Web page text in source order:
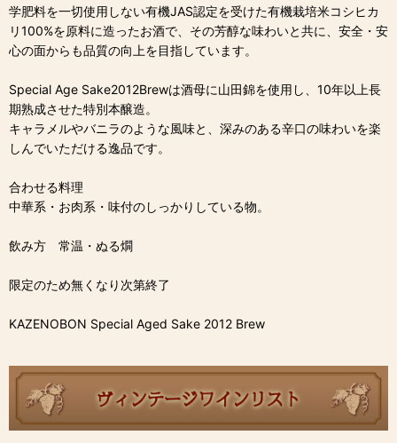
学肥料を一切使用しない有機JAS認定を受けた有機栽培米コシヒカ
リ100%を原料に造ったお酒で、その芳醇な味わいと共に、安全・安
心の面からも品質の向上を目指しています。
Special Age Sake2012Brewは酒母に山田錦を使用し、10年以上長
期熟成させた特別本醸造。
キャラメルやバニラのような風味と、深みのある辛口の味わいを楽
しんでいただける逸品です。
合わせる料理
中華系・お肉系・味付のしっかりしている物。
飲み方 常温・ぬる燗
限定のため無くなり次第終了
KAZENOBON Special Aged Sake 2012 Brew